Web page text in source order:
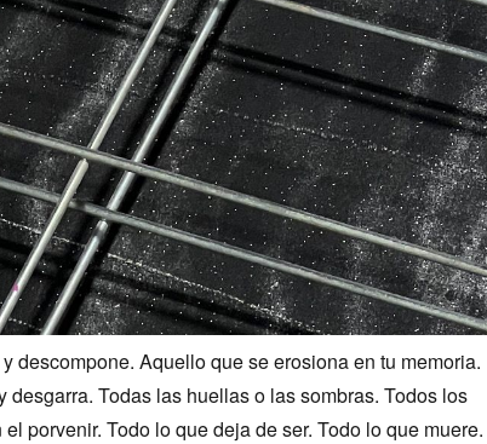
descompone. Aquello que se erosiona en tu memoria.
desgarra. Todas las huellas o las sombras. Todos los
porvenir. Todo lo que deja de ser. Todo lo que